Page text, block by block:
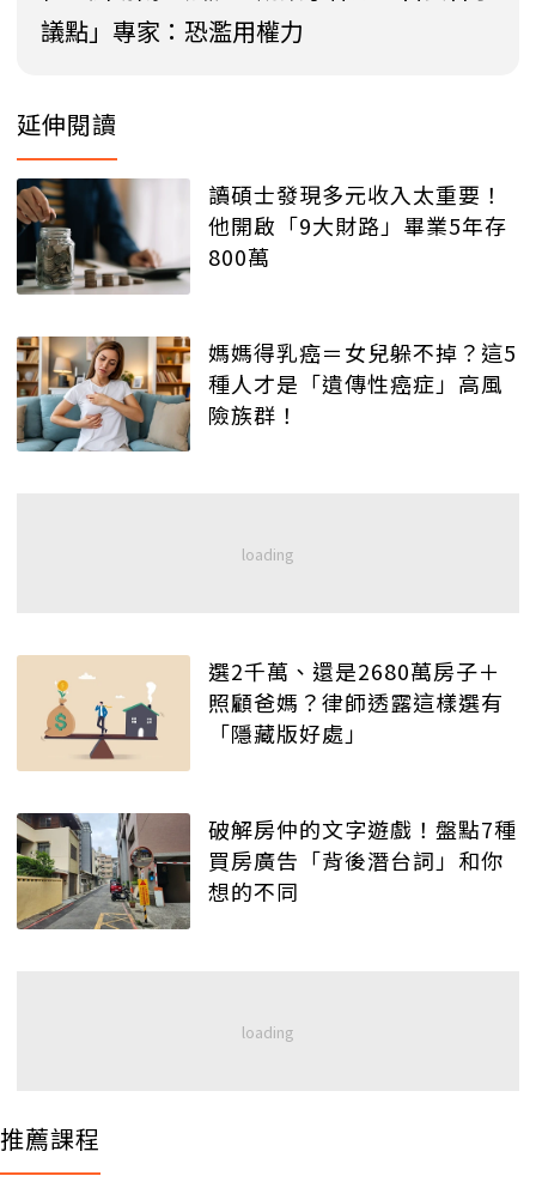
議點」專家：恐濫用權力
延伸閱讀
讀碩士發現多元收入太重要！
他開啟「9大財路」畢業5年存
800萬
媽媽得乳癌＝女兒躲不掉？這5
種人才是「遺傳性癌症」高風
險族群！
選2千萬、還是2680萬房子＋
照顧爸媽？律師透露這樣選有
「隱藏版好處」
破解房仲的文字遊戲！盤點7種
買房廣告「背後潛台詞」和你
想的不同
推薦課程